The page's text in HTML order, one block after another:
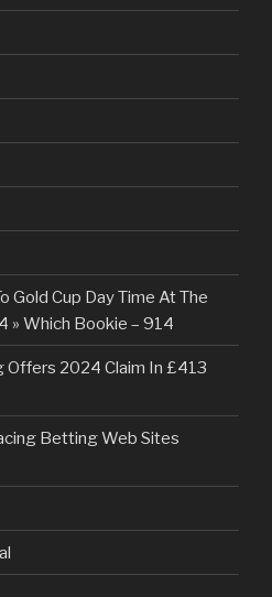
Gold Cup Day Time At The
» Which Bookie – 914
2024 Claim In £413
Betting Web Sites